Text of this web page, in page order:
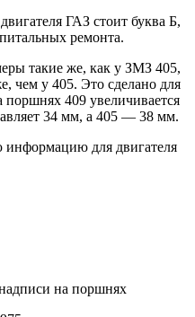
ГАЗ стоит буква Б,
ремонта.
такие же, как у ЗМЗ 405,
чем у 405. Это сделано для
409 увеличивается
34 мм, а 405 — 38 мм.
для двигателя
на поршнях